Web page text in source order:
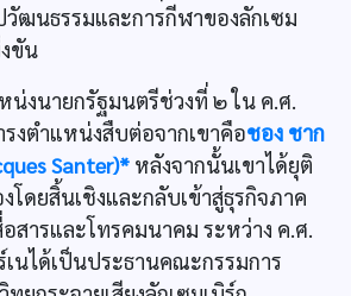
ฒนธรรมและการกีฬาของลักเซม
ขัน
น่งนายกรัฐมนตรีช่วงที่ ๒ ใน ค.ศ.
งตำแหน่งสืบต่อจากเขาคือชอง ชาก
Santer)* หลังจากนั้นเขาได้ยุติ
โดยสิ้นเชิงและกลับเข้าสู่ธุรกิจภาค
สารและโทรคมนาคม ระหว่าง ค.ศ.
ได้เป็นประธานคณะกรรมการ